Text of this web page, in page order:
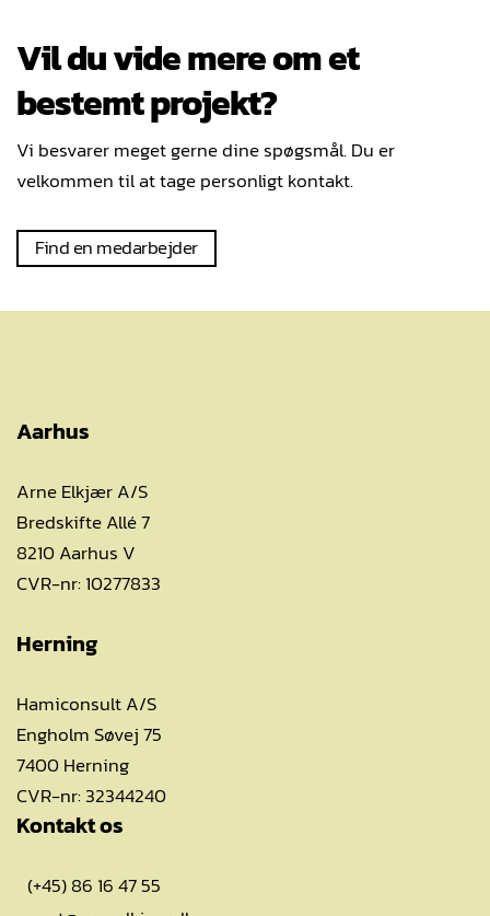
Vil du vide mere om et
bestemt projekt?
Vi besvarer meget gerne dine spøgsmål. Du er
velkommen til at tage personligt kontakt.
Find en medarbejder
Aarhus
Arne Elkjær A/S
Bredskifte Allé 7
8210 Aarhus V
CVR-nr: 10277833
Herning
Hamiconsult A/S
Engholm Søvej 75
7400 Herning
CVR-nr: 32344240
Kontakt os
(+45) 86 16 47 55